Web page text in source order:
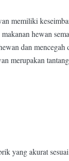
memiliki
hewan
dan mencegah
merupakan
yang akurat